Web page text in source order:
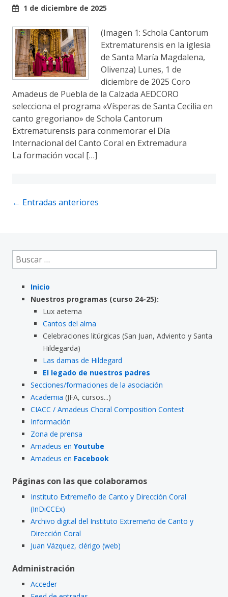
1 de diciembre de 2025
(Imagen 1: Schola Cantorum
Extrematurensis en la iglesia
de Santa María Magdalena,
Olivenza) Lunes, 1 de
diciembre de 2025 Coro
Amadeus de Puebla de la Calzada AEDCORO
selecciona el programa «Vísperas de Santa Cecilia en
canto gregoriano» de Schola Cantorum
Extrematurensis para conmemorar el Día
Internacional del Canto Coral en Extremadura
La formación vocal […]
Navegación
← Entradas anteriores
Buscar:
Inicio
Nuestros programas (curso 24-25):
Lux aeterna
Cantos del alma
Celebraciones litúrgicas (San Juan, Adviento y Santa
Hildegarda)
Las damas de Hildegard
El legado de nuestros padres
Secciones/formaciones de la asociación
Academia (JFA, cursos...)
CIACC / Amadeus Choral Composition Contest
Información
Zona de prensa
Amadeus en Youtube
Amadeus en Facebook
Páginas con las que colaboramos
Instituto Extremeño de Canto y Dirección Coral
(InDiCCEx)
Archivo digital del Instituto Extremeño de Canto y
Dirección Coral
Juan Vázquez, clérigo (web)
Administración
Acceder